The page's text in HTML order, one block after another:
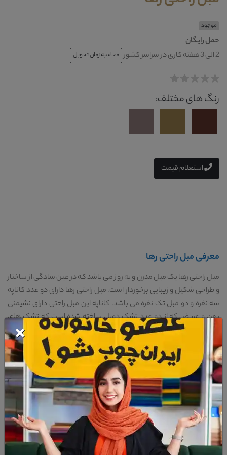
موجود
حمل رایگان
2 الی 3 هفته کاری در سراسر کشور
محاسبه زمان تحویل
رنگ های مختلف:
استعلام قیمت
معرفی مبل راحتی رها
مبل راحتی رها یک مبل مدرن و به روز می باشد که در عین سادگی از ساختار
و طراحی شکیل و زیبایی برخوردار است. مبل راحتی رها دارای دو عدد کاناپه
سه نفره و دو مبل تک نفره می باشد. کاناپه این مبل راحتی دارای نشیمنی
پهن و عریض که از دو عدد تشک دوبل ساخته شده است که تشک های
رویی آن قابلیت جدا شدن را دارد. تکیه گاه این کاناپه مبل راحتی بلند است و
یک تکیه گاه نرم و ایده آل را برای این مبل راحتی فراهم کرده است. دسته
های این کاناپه مبل راحتی پهن و صاف می باشد با ارتفاعی استاندارد و
مناسب است. بیس اصلی این مبل راحتی چوب می باشد. مبل های تک نفره
این مبل راحتی دارای نشیمن پهن و تکیه گاه نرم و راحت است که بر روی بیس
اصلی مبل قرار گرفته است و به راحتی قابل جدا شدن و شست و شو می
باشد. دسته های این مبل تک نفره چوبی است و با طراحی ویژه و زیبایی که
دارد به پایه هایش متصل است و نمای زیبایی را برای این مبل تک نفره درست
کرده است. میز جلومبلی این مبل راحتی دو طبقه می باشد که از یک طبقه با
روکش چوبی متفاوت و یک طبقه شیار دار ساخته شده است با پایه های
×